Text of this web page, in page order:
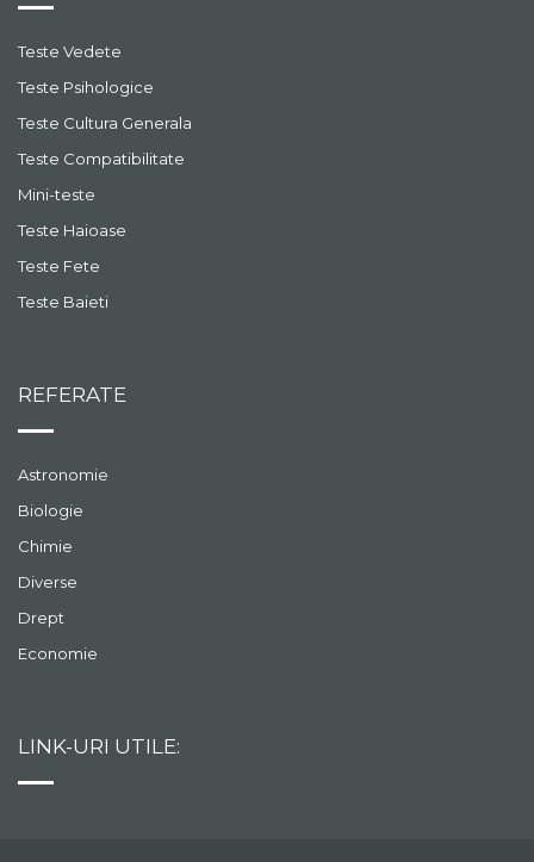
Teste Vedete
Teste Psihologice
Teste Cultura Generala
Teste Compatibilitate
Mini-teste
Teste Haioase
Teste Fete
Teste Baieti
REFERATE
Astronomie
Biologie
Chimie
Diverse
Drept
Economie
LINK-URI UTILE: